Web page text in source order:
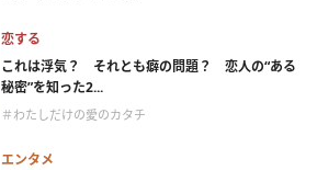
恋する
これは浮気？ それとも癖の問題？ 恋人の“ある
秘密”を知った2...
＃わたしだけの愛のカタチ
エンタメ